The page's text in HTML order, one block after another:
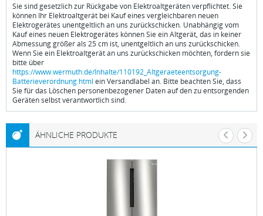
Sie sind gesetzlich zur Rückgabe von Elektroaltgeräten verpflichtet. Sie
können Ihr Elektroaltgerät bei Kauf eines vergleichbaren neuen
Elektrogerätes unentgeltlich an uns zurückschicken. Unabhängig vom
Kauf eines neuen Elektrogerätes können Sie ein Altgerät, das in keiner
Abmessung größer als 25 cm ist, unentgeltlich an uns zurückschicken.
Wenn Sie ein Elektroaltgerät an uns zurückschicken möchten, fordern sie
bitte über
https://www.wermuth.de/Inhalte/110192_Altgeraeteentsorgung-
Batterieverordnung.html ein Versandlabel an. Bitte beachten Sie, dass
Sie für das Löschen personenbezogener Daten auf den zu entsorgenden
Geräten selbst verantwortlich sind.
ÄHNLICHE PRODUKTE